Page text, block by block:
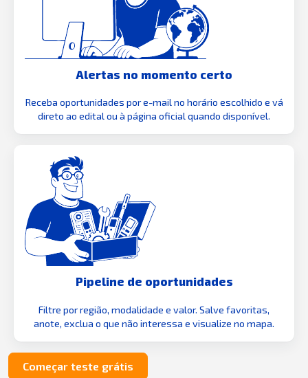
Alertas no momento certo
Receba oportunidades por e-mail no horário escolhido e vá
direto ao edital ou à página oficial quando disponível.
Pipeline de oportunidades
Filtre por região, modalidade e valor. Salve favoritas,
anote, exclua o que não interessa e visualize no mapa.
Começar teste grátis